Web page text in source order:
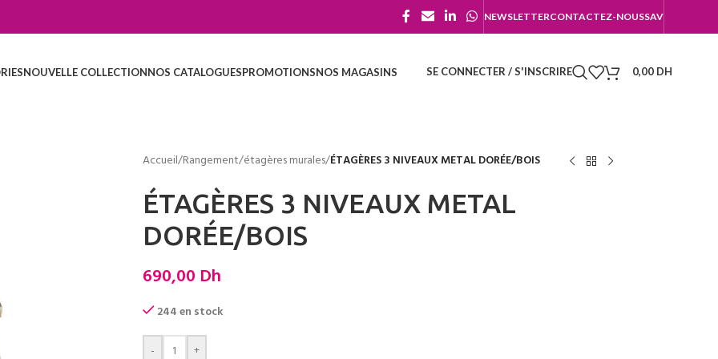
NEWSLETTERCONTACTEZ-NOUSSAV
NOUVELLE COLLECTIONNOS CATALOGUESPROMOTIONSNOS MAGASINS SE CONNECTER / S'INSCRIRE 0,00 DH
Accueil/Rangement/étagères murales/ÉTAGÈRES 3 NIVEAUX METAL DORÉE/BOIS
ÉTAGÈRES 3 NIVEAUX METAL
DORÉE/BOIS
690,00 Dh
244 en stock
- +